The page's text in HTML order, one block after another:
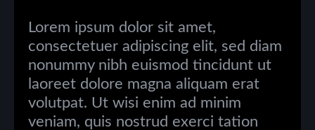
Lorem ipsum dolor sit amet,
consectetuer adipiscing elit, sed diam
nonummy nibh euismod tincidunt ut
laoreet dolore magna aliquam erat
volutpat. Ut wisi enim ad minim
veniam, quis nostrud exerci tation